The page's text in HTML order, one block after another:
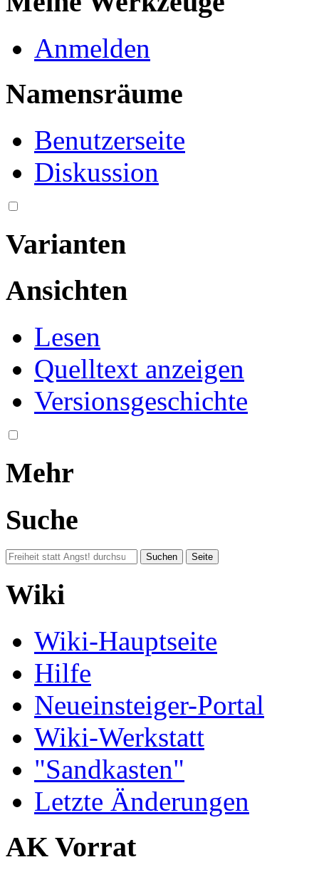
Anmelden
Namensräume
Benutzerseite
Diskussion
Varianten
Ansichten
Lesen
Quelltext anzeigen
Versionsgeschichte
Mehr
Suche
Wiki
Wiki-Hauptseite
Hilfe
Neueinsteiger-Portal
Wiki-Werkstatt
"Sandkasten"
Letzte Änderungen
AK Vorrat